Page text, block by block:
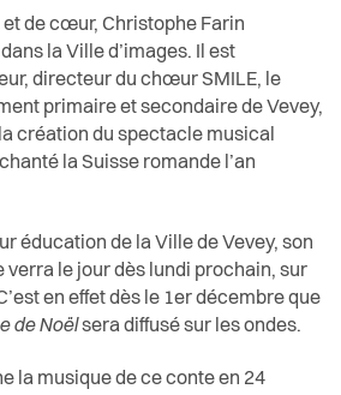
et de cœur, Christophe Farin
la Ville d’images. Il est
directeur du chœur SMILE, le
primaire et secondaire de Vevey,
création du spectacle musical
la Suisse romande l’an
éducation de la Ville de Vevey, son
verra le jour dès lundi prochain, sur
en effet dès le 1er décembre que
de Noëlsera diffusé sur les ondes.
la musique de ce conte en 24